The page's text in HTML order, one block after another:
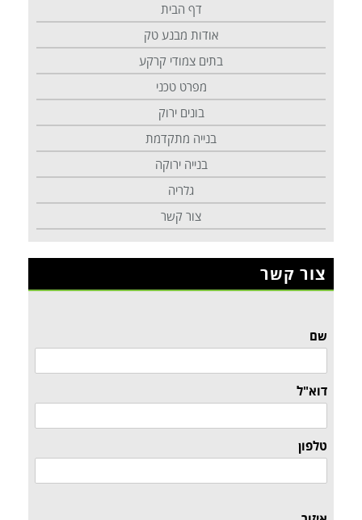
דף הבית
אודות מבנע טק
בתים צמודי קרקע
מפרט טכני
בונים ירוק
בנייה מתקדמת
בנייה ירוקה
גלריה
צור קשר
צור קשר
שם
דוא"ל
טלפון